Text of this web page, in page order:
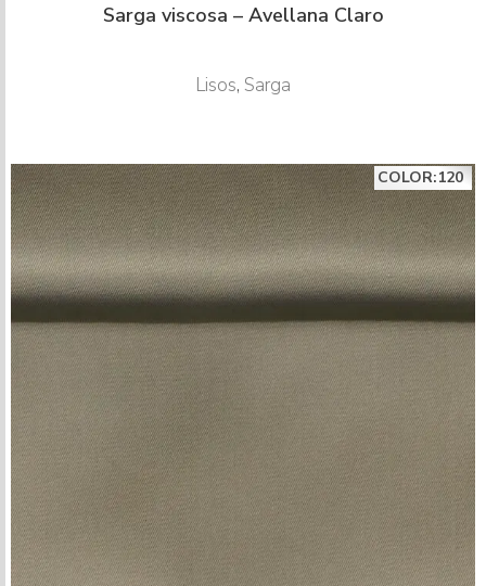
Sarga viscosa – Avellana Claro
Lisos, Sarga
COLOR:120